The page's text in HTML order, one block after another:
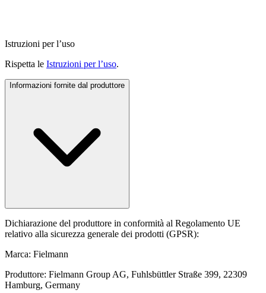
Istruzioni per l’uso
Rispetta le Istruzioni per l’uso.
Informazioni fornite dal produttore
Dichiarazione del produttore in conformità al Regolamento UE
relativo alla sicurezza generale dei prodotti (GPSR):
Marca: Fielmann
Produttore: Fielmann Group AG, Fuhlsbüttler Straße 399, 22309
Hamburg, Germany